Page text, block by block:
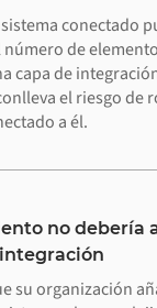
conectado
de
capa de
el riesgo de
a él.
no debería
su organización